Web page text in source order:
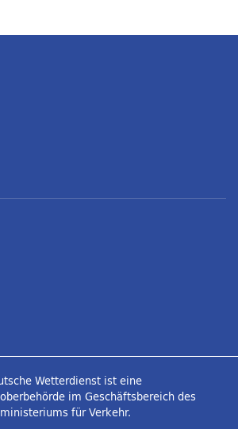
Wetterdienst ist eine
im Geschäftsbereich des
für Verkehr.